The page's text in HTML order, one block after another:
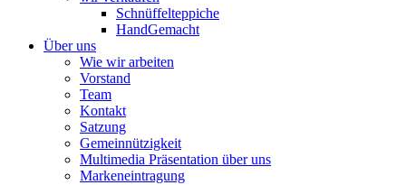
Schnüffelteppiche
HandGemacht
Über uns
Wie wir arbeiten
Vorstand
Team
Kontakt
Satzung
Gemeinnützigkeit
Multimedia Präsentation über uns
Markeneintragung